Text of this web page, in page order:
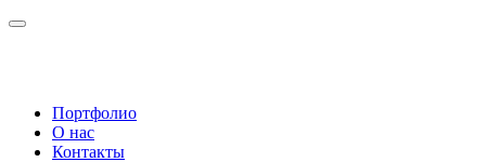
Портфолио
О нас
Контакты